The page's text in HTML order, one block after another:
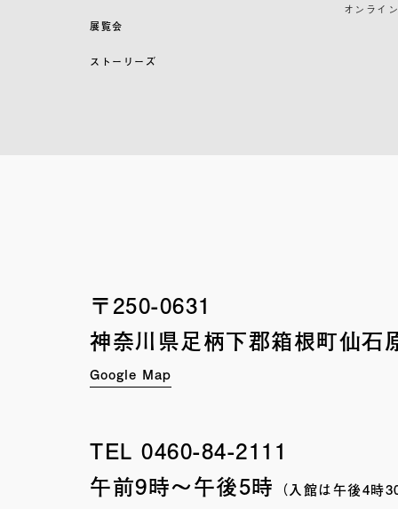
展覧会
ストーリーズ
オンライ
〒250-0631
神奈川県足柄下郡箱根町仙石
Google Map
TEL0460-84-2111
午前9時〜午後5時
（入館は午後4時